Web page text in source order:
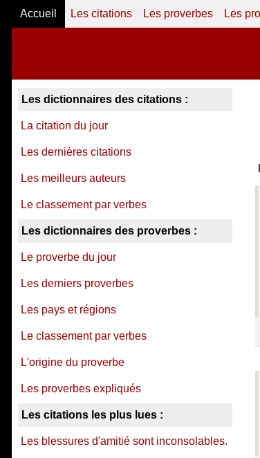
Accueil Les citations Les proverbes Les
Les dictionnaires des citations :
La citation du jour
Les dernières citations
Les meilleurs auteurs
Le classement par verbes
Les dictionnaires des proverbes :
Le proverbe du jour
Les derniers proverbes
Les pays et régions
Le classement par verbes
L'origine du proverbe
Les proverbes expliqués
Les citations les plus lues :
Les blessures d'amitié sont inconsolables.